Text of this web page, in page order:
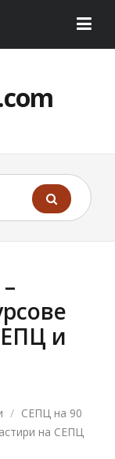
и
/ СЕПЦ на 90
на СЕПЦ